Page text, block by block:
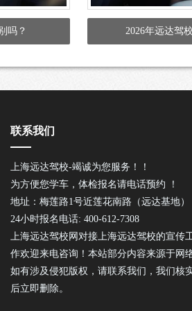
吗？ 2026年远达驾
联系我们
上海远达驾校-竭诚为您服务！！
为方便您学车，体检报名请电话预约 ！
地址：梅莲路1号近莲花南路（远达基地）
24小时报名电话: 400-612-7308
上海远达驾校网对接上海远达驾校的宣传
作欢迎来电咨询！本站部分内容来源于网
如有涉及侵犯版权，请联系我们，我们核
后立即删除。